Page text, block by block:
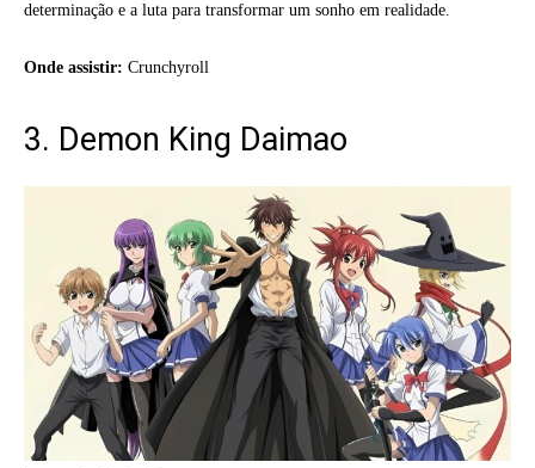
determinação e a luta para transformar um sonho em realidade.
Onde assistir: Crunchyroll
3. Demon King Daimao